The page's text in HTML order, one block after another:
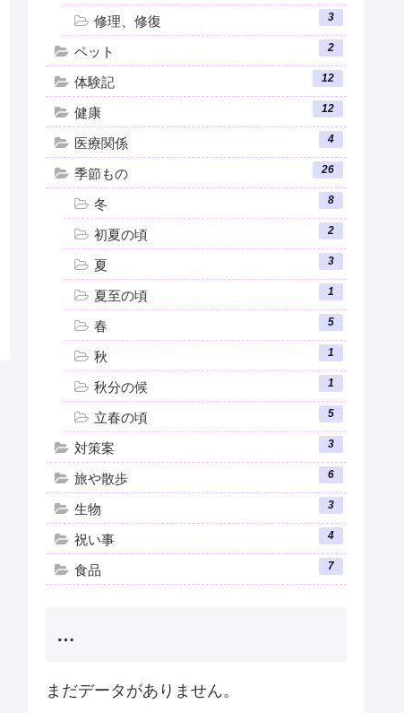
修理、修復 3
ペット 2
体験記 12
健康 12
医療関係 4
季節もの 26
冬 8
初夏の頃 2
夏 3
夏至の頃 1
春 5
秋 1
秋分の候 1
立春の頃 5
対策案 3
旅や散歩 6
生物 3
祝い事 4
食品 7
…
まだデータがありません。